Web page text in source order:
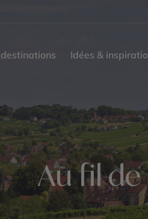
Idées &
Au fil de